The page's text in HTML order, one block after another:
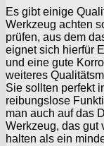
Es gibt einige
Werkzeug achten
prüfen, aus dem
eignet sich hierfür
und eine gute
weiteres
Sie sollten perfekt
reibungslose
man auch auf das
Werkzeug, das gut
halten als ein